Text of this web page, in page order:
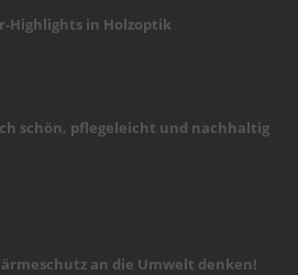
Highlights in Holzoptik
schön, pflegeleicht und nachhaltig
an die Umwelt denken!